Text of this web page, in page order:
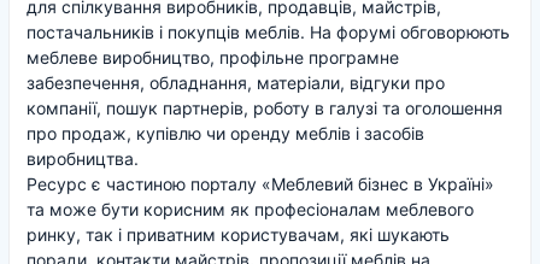
для спілкування виробників, продавців, майстрів,
постачальників і покупців меблів. На форумі обговорюють
меблеве виробництво, профільне програмне
забезпечення, обладнання, матеріали, відгуки про
компанії, пошук партнерів, роботу в галузі та оголошення
про продаж, купівлю чи оренду меблів і засобів
виробництва.
Ресурс є частиною порталу «Меблевий бізнес в Україні»
та може бути корисним як професіоналам меблевого
ринку, так і приватним користувачам, які шукають